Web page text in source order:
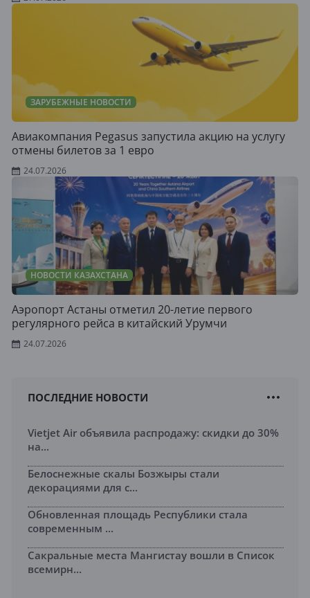
ЗАРУБЕЖНЫЕ НОВОСТИ
Авиакомпания Pegasus запустила акцию на услугу
отмены билетов за 1 евро
24.07.2026
НОВОСТИ КАЗАХСТАНА
Аэропорт Астаны отметил 20-летие первого
регулярного рейса в китайский Урумчи
24.07.2026
ПОСЛЕДНИЕ НОВОСТИ
Vietjet Air объявила распродажу: скидки до 30%
на...
Белоснежные скалы Бозжыры стали
декорациями для с...
Обновленная площадь Республики стала
современным ...
Сакральные места Мангистау вошли в Список
всемирн...